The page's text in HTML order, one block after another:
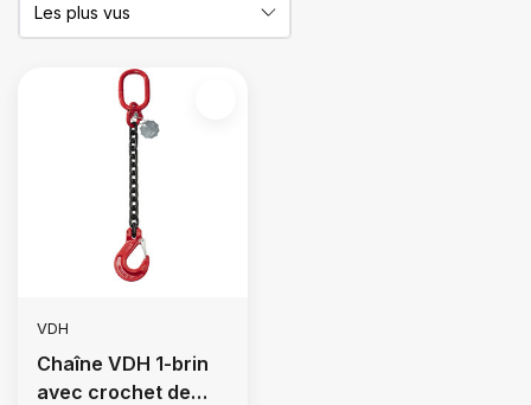
VDH
Chaîne VDH 1-brin
avec crochet de